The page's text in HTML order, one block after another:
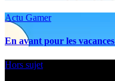
Actu Gamer
En avant pour les
Hors sujet